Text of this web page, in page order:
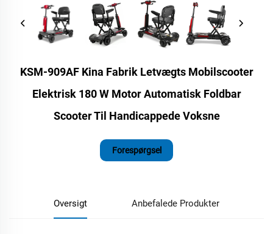
KSM-909AF Kina Fabrik Letvægts Mobilscooter
Elektrisk 180 W Motor Automatisk Foldbar
Scooter Til Handicappede Voksne
Forespørgsel
Oversigt Anbefalede Produkter